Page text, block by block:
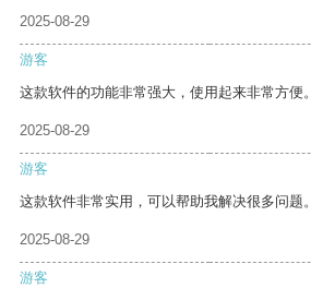
2025-08-29
游客
这款软件的功能非常强大，使用起来非常方便。
2025-08-29
游客
这款软件非常实用，可以帮助我解决很多问题。
2025-08-29
游客